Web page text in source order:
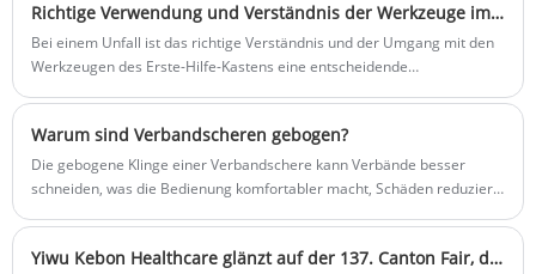
Richtige Verwendung und Verständnis der Werkzeuge im Erste-Hilfe-Kasten
Bei einem Unfall ist das richtige Verständnis und der Umgang mit den
Werkzeugen des Erste-Hilfe-Kastens eine entscheidende
Warum sind Verbandscheren gebogen?
Die gebogene Klinge einer Verbandschere kann Verbände besser
schneiden, was die Bedienung komfortabler macht, Schäden reduziert,
verwendet.
Yiwu Kebon Healthcare glänzt auf der 137. Canton Fair, die weltweite Expansion der Augen in der Herbstsitzung